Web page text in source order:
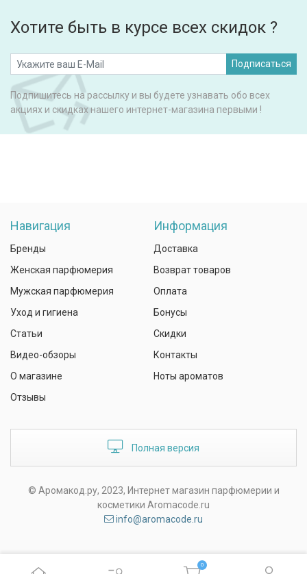
Хотите быть в курсе всех скидок ?
Подписаться
Подпишитесь на рассылку и вы будете узнавать обо всех
акциях и скидках нашего интернет-магазина первыми !
Навигация
Бренды
Женская парфюмерия
Мужская парфюмерия
Уход и гигиена
Статьи
Видео-обзоры
О магазине
Отзывы
Информация
Доставка
Возврат товаров
Оплата
Бонусы
Скидки
Контакты
Ноты ароматов
Полная версия
© Аромакод.ру, 2023, Интернет магазин парфюмерии и
косметики Aromacode.ru
info@aromacode.ru
0